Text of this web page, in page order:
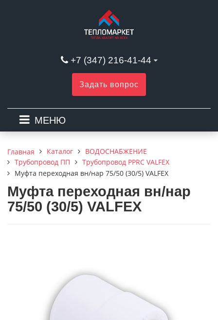
+7 (347) 216-41-44
Задать вопрос
МЕНЮ
Главная Каталог
ВОДОСНАБЖЕНИЕ
Трубопровод ПП
Трубопровод PPRC VALFEX
Муфта переходная вн/нар 75/50 (30/5) VALFEX
Муфта переходная вн/нар
75/50 (30/5) VALFEX